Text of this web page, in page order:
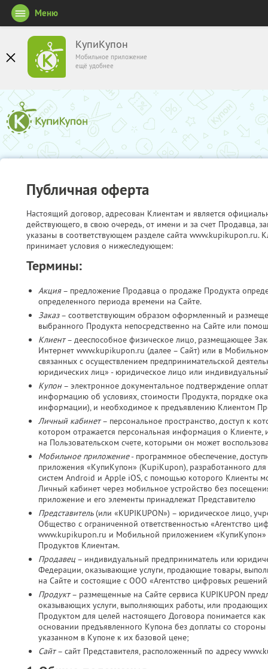
КупиКупон
Мобильное приложение
ещё удобнее
Меню
Публичная оферта
Настоящий договор, адресован Клиентам и является
действующего, в свою очередь, от имени и за счет Продавца,
указаны в соответствующем разделе сайта www.kupikupon.ru.
принимает условия о нижеследующем:
Термины:
Акция– предложение Продавца о продаже Продукта
определенного периода времени на Сайте.
Заказ– соответствующим образом оформленный и
выбранного Продукта непосредственно на Сайте или
Клиент– дееспособное физическое лицо, размещающее
Интернет www.kupikupon.ru (далее – Сайт) или в
связанных с осуществлением предпринимательской
юридических лиц» - юридическое лицо или
Купон – электронное документальное подтверждение
информацию об условиях, стоимости Продукта, порядке
информации), и необходимое к предъявлению Клиентом
Личный кабинет– персональное пространство, доступ к
котором отражается персональная информация о Клиенте,
на Пользовательском счете, которыми он может
Мобильное приложение- программное обеспечение,
приложения «КупиКупон» (KupiKupon), разработанного
систем Android и Apple iOS, с помощью которого Клиенты
Личный кабинет через мобильное устройство без
приложение и его элементы принадлежат Представителю
Представитель(или «KUPIKUPON») – юридическое лицо,
Общество с ограниченной ответственностью «Агентство
www.kupikupon.ru и Мобильной приложением
Продуктов Клиентам.
Продавец – индивидуальный предприниматель или
Федерации, оказывающие услуги, продающие товары,
на Сайте и состоящие с ООО «Агентство цифровых
Продукт– размещенные на Сайте сервиса KUPIKUPON
оказывающих услуги, выполняющих работы, или
Продуктом для целей настоящего Договора понимается
основании предъявленного Купона без доплаты со
указанном в Купоне к их базовой цене;
Сайт– сайт Представителя, расположенный по адресу